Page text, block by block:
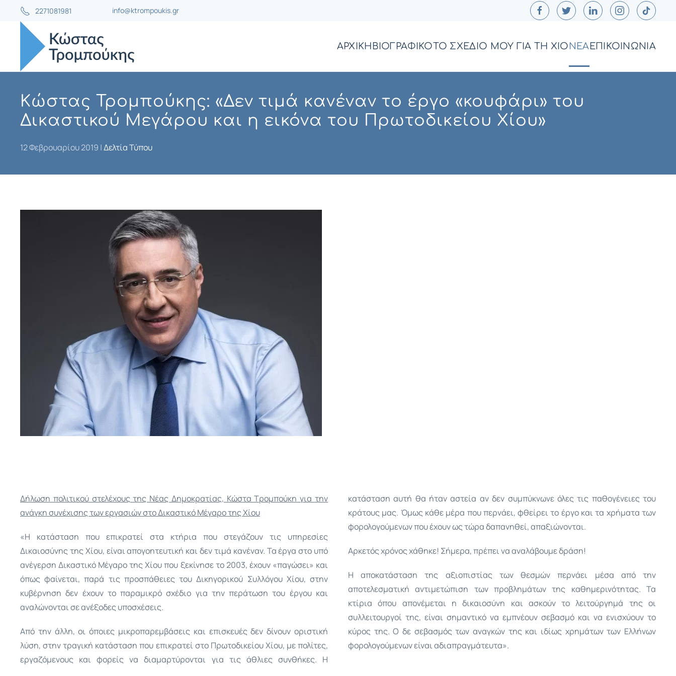
2271081981 info@ktrompoukis.gr
ΑΡΧΙΚΗ ΒΙΟΓΡΑΦΙΚΟΤΟ ΣΧΕΔΙΟ ΜΟΥ ΓΙΑ ΤΗ ΧΙΟ ΝΕΑ ΕΠΙΚΟΙΝΩΝΙΑ
Κώστας Τρομπούκης: «Δεν τιμά κανέναν το έργο «κουφάρι» του
Δικαστικού Μεγάρου και η εικόνα του Πρωτοδικείου Χίου»
12 Φεβρουαρίου 2019 |Δελτία Τύπου
Δήλωση πολιτικού στελέχους της Νέας Δημοκρατίας, Κώστα Τρομπούκη για την
ανάγκη συνέχισης των εργασιών στο Δικαστικό Μέγαρο της Χίου
«Η κατάσταση που επικρατεί στα κτήρια που στεγάζουν τις υπηρεσίες
Δικαιοσύνης της Χίου, είναι απογοητευτική και δεν τιμά κανέναν. Τα έργα στο υπό
ανέγερση Δικαστικό Μέγαρο της Χίου που ξεκίνησε το 2003, έχουν «παγώσει» και
όπως φαίνεται, παρά τις προσπάθειες του Δικηγορικού Συλλόγου Χίου, στην
κυβέρνηση δεν έχουν το παραμικρό σχέδιο για την περάτωση του έργου και
αναλώνονται σε ανέξοδες υποσχέσεις.
Από την άλλη, οι όποιες μικροπαρεμβάσεις και επισκευές δεν δίνουν οριστική
λύση, στην τραγική κατάσταση που επικρατεί στο Πρωτοδικείου Χίου, με πολίτες,
εργαζόμενους και φορείς να διαμαρτύρονται για τις άθλιες συνθήκες. Η
κατάσταση αυτή θα ήταν αστεία αν δεν συμπύκνωνε όλες τις παθογένειες του
κράτους μας. Όμως κάθε μέρα που περνάει, φθείρει το έργο και τα χρήματα των
φορολογούμενων που έχουν ως τώρα δαπανηθεί, απαξιώνονται.
Αρκετός χρόνος χάθηκε! Σήμερα, πρέπει να αναλάβουμε δράση!
Η αποκατάσταση της αξιοπιστίας των θεσμών περνάει μέσα από την
αποτελεσματική αντιμετώπιση των προβλημάτων της καθημερινότητας. Τα
κτίρια όπου απονέμεται η δικαιοσύνη και ασκούν το λειτούργημά της οι
συλλειτουργοί της, είναι σημαντικό να εμπνέουν σεβασμό και να ενισχύουν το
κύρος της. Ο δε σεβασμός των αναγκών της και ιδίως χρημάτων των Ελλήνων
φορολογούμενων είναι αδιαπραγμάτευτα».